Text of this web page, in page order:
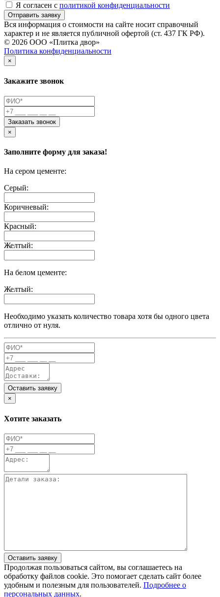
Я согласен с политикой конфиденциальности
Отправить заявку
Вся информация о стоимости на сайте носит справочный
характер и не является публичной офертой (ст. 437 ГК РФ).
© 2026 ООО «Плитка двор»
Политика конфиденциальности
×
Закажите звонок
Заказать звонок
×
Заполните форму для заказа!
На сером цементе:
Серый:
Коричневый:
Красный:
Желтый:
На белом цементе:
Желтый:
Необходимо указать количество товара хотя бы одного цвета
отлично от нуля.
Оставить заявку
×
Хотите заказать
Оставить заявку
Продолжая пользоваться сайтом, вы соглашаетесь на
обработку файлов cookie. Это помогает сделать сайт более
удобным и полезным для пользователей. Подробнее о
персональных данных.